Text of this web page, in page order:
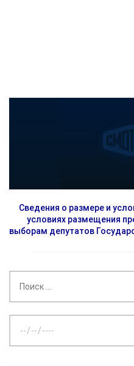
Сведения о размере и
условиях размещения
выборам депутатов
дату: